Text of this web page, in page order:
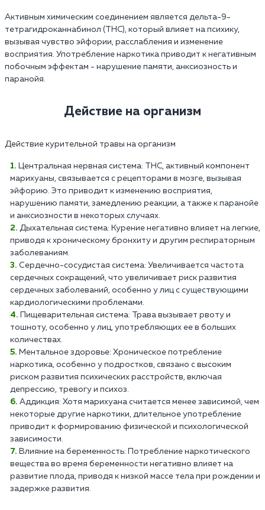
Активным химическим соединением является дельта-9-
тетрагидроканнабинол (THC), который влияет на психику,
вызывая чувство эйфории, расслабления и изменение
восприятия. Употребление наркотика приводит к негативным
побочным эффектам - нарушение памяти, анксиозность и
паранойя.
Действие на организм
Действие курительной травы на организм
Центральная нервная система: THC, активный компонент
марихуаны, связывается с рецепторами в мозге, вызывая
эйфорию. Это приводит к изменению восприятия,
нарушению памяти, замедлению реакции, а также к паранойе
и анксиозности в некоторых случаях.
Дыхательная система: Курение негативно влияет на легкие,
приводя к хроническому бронхиту и другим респираторным
заболеваниям.
Сердечно-сосудистая система: Увеличивается частота
сердечных сокращений, что увеличивает риск развития
сердечных заболеваний, особенно у лиц с существующими
кардиологическими проблемами.
Пищеварительная система: Трава вызывает рвоту и
тошноту, особенно у лиц, употребляющих ее в больших
количествах.
Ментальное здоровье: Хроническое потребление
наркотика, особенно у подростков, связано с высоким
риском развития психических расстройств, включая
депрессию, тревогу и психоз.
Аддикция: Хотя марихуана считается менее зависимой, чем
некоторые другие наркотики, длительное употребление
приводит к формированию физической и психологической
зависимости.
Влияние на беременность: Потребление наркотического
вещества во время беременности негативно влияет на
развитие плода, приводя к низкой массе тела при рождении и
задержке развития.